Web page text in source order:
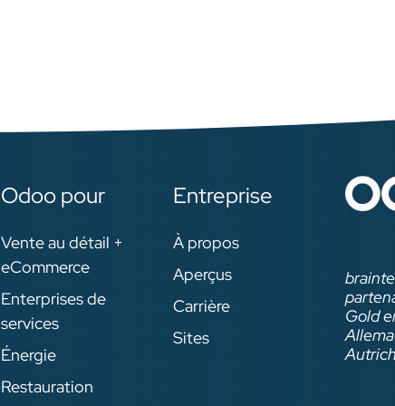
der
der Odoo-Welt fördern.
Odoo pour
Vente au détail +
eCommerce
Enterprises de
services
Énergie
Restauration
Entreprise
À propos
Aperçus
Carrière
Sites
Gold